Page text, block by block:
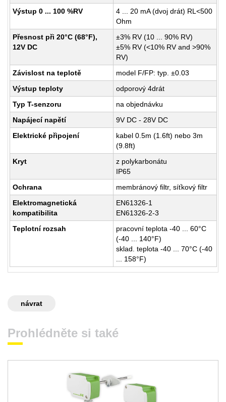
Výstup 0 ... 100 %RV
4 ... 20 mA (dvoj drát) RL<500
Ohm
Přesnost při 20°C (68°F),
12V DC
±3% RV (10 ... 90% RV)
±5% RV (<10% RV and >90%
RV)
Závislost na teplotě
model F/FP: typ. ±0.03
Výstup teploty
odporový 4drát
Typ T-senzoru
na objednávku
Napájecí napětí
9V DC - 28V DC
Elektrické připojení
kabel 0.5m (1.6ft) nebo 3m
(9.8ft)
Kryt
z polykarbonátu
IP65
Ochrana
membránový filtr, síťkový filtr
Elektromagnetická
kompatibilita
EN61326-1
EN61326-2-3
Teplotní rozsah
pracovní teplota -40 ... 60°C
(-40 ... 140°F)
sklad. teplota -40 ... 70°C (-40
... 158°F)
návrat
Prohlédněte si také